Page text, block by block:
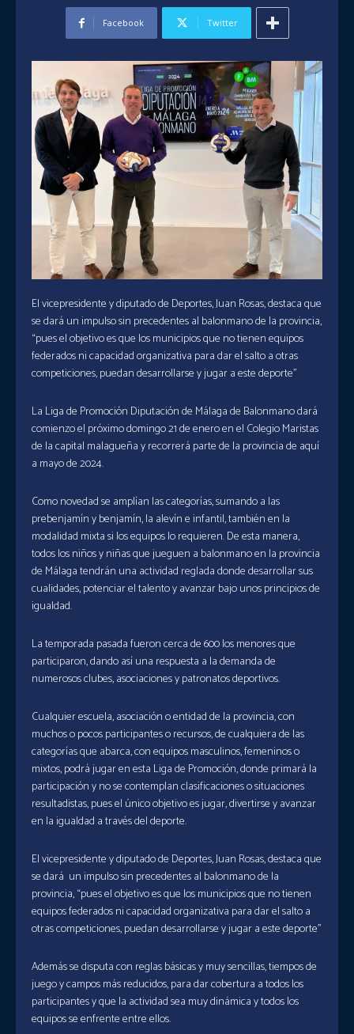
Facebook Twitter
El vicepresidente y diputado de Deportes, Juan Rosas, destaca que
se dará un impulso sin precedentes al balonmano de la provincia,
“pues el objetivo es que los municipios que no tienen equipos
federados ni capacidad organizativa para dar el salto a otras
competiciones, puedan desarrollarse y jugar a este deporte”
La Liga de Promoción Diputación de Málaga de Balonmano dará
comienzo el próximo domingo 21 de enero en el Colegio Maristas
de la capital malagueña y recorrerá parte de la provincia de aquí
a mayo de 2024.
Como novedad se amplían las categorías, sumando a las
prebenjamín y benjamín, la alevín e infantil, también en la
modalidad mixta si los equipos lo requieren. De esta manera,
todos los niños y niñas que jueguen a balonmano en la provincia
de Málaga tendrán una actividad reglada donde desarrollar sus
cualidades, potenciar el talento y avanzar bajo unos principios de
igualdad.
La temporada pasada fueron cerca de 600 los menores que
participaron, dando así una respuesta a la demanda de
numerosos clubes, asociaciones y patronatos deportivos.
Cualquier escuela, asociación o entidad de la provincia, con
muchos o pocos participantes o recursos, de cualquiera de las
categorías que abarca, con equipos masculinos, femeninos o
mixtos, podrá jugar en esta Liga de Promoción, donde primará la
participación y no se contemplan clasificaciones o situaciones
resultadistas, pues el único objetivo es jugar, divertirse y avanzar
en la igualdad a través del deporte.
El vicepresidente y diputado de Deportes, Juan Rosas, destaca que
se dará un impulso sin precedentes al balonmano de la
provincia, “pues el objetivo es que los municipios que no tienen
equipos federados ni capacidad organizativa para dar el salto a
otras competiciones, puedan desarrollarse y jugar a este deporte”
Además se disputa con reglas básicas y muy sencillas, tiempos de
juego y campos más reducidos, para dar cobertura a todos los
participantes y que la actividad sea muy dinámica y todos los
equipos se enfrente entre ellos.